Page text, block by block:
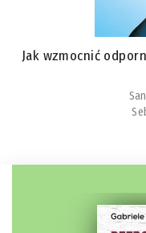
Jak wzmocnić